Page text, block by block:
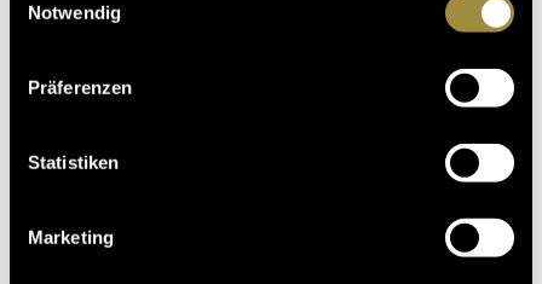
Notwendig
Präferenzen
Statistiken
Marketing